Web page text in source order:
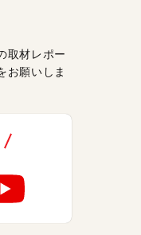
取材レポー
お願いしま